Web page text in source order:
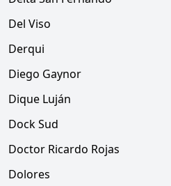
Del Viso
Derqui
Diego Gaynor
Dique Luján
Dock Sud
Doctor Ricardo Rojas
Dolores